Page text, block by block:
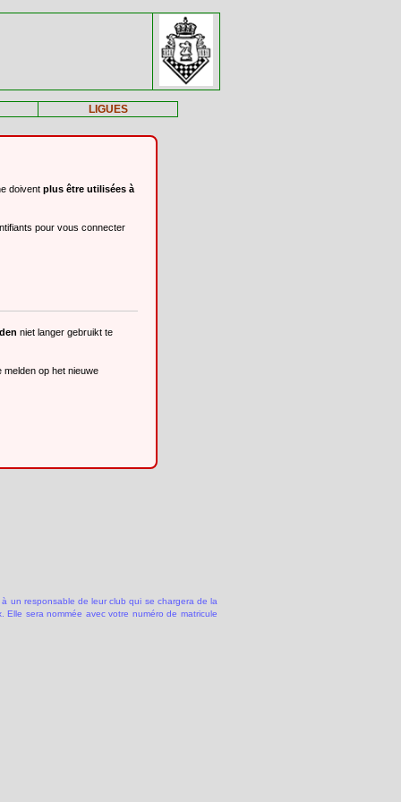
LIGUES
doivent plus être utilisées à
pour vous connecter
niet langer gebruikt te
melden op het nieuwe
un responsable de leur club qui se chargera de la
sera nommée avec votre numéro de matricule